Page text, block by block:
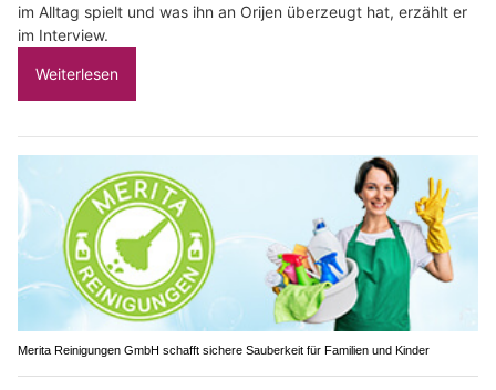
im Alltag spielt und was ihn an Orijen überzeugt hat, erzählt er
im Interview.
Weiterlesen
Merita Reinigungen GmbH schafft sichere Sauberkeit für Familien und Kinder